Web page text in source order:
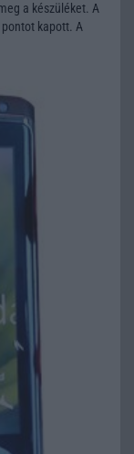
a készüléket. A
kapott. A